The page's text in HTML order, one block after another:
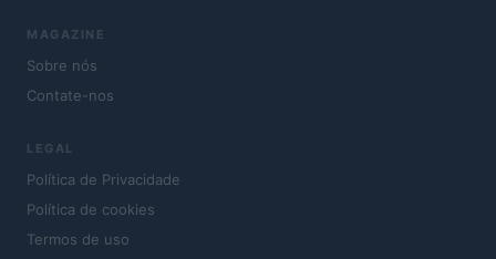
MAGAZINE
Sobre nós
Contate-nos
LEGAL
Política de Privacidade
Política de cookies
Termos de uso